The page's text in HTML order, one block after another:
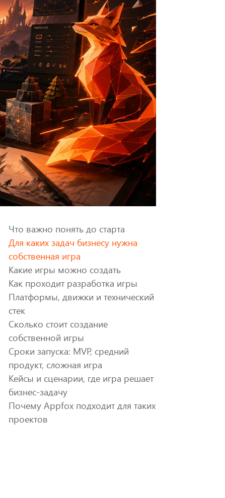
Что важно понять до старта
Для каких задач бизнесу нужна
собственная игра
Какие игры можно создать
Как проходит разработка игры
Платформы, движки и технический
стек
Сколько стоит создание
собственной игры
Сроки запуска: MVP, средний
продукт, сложная игра
Кейсы и сценарии, где игра решает
бизнес-задачу
Почему Appfox подходит для таких
проектов